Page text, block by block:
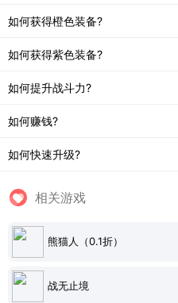
如何获得橙色装备?
如何获得紫色装备?
如何提升战斗力?
如何赚钱?
如何快速升级?
相关游戏
熊猫人（0.1折）
战无止境